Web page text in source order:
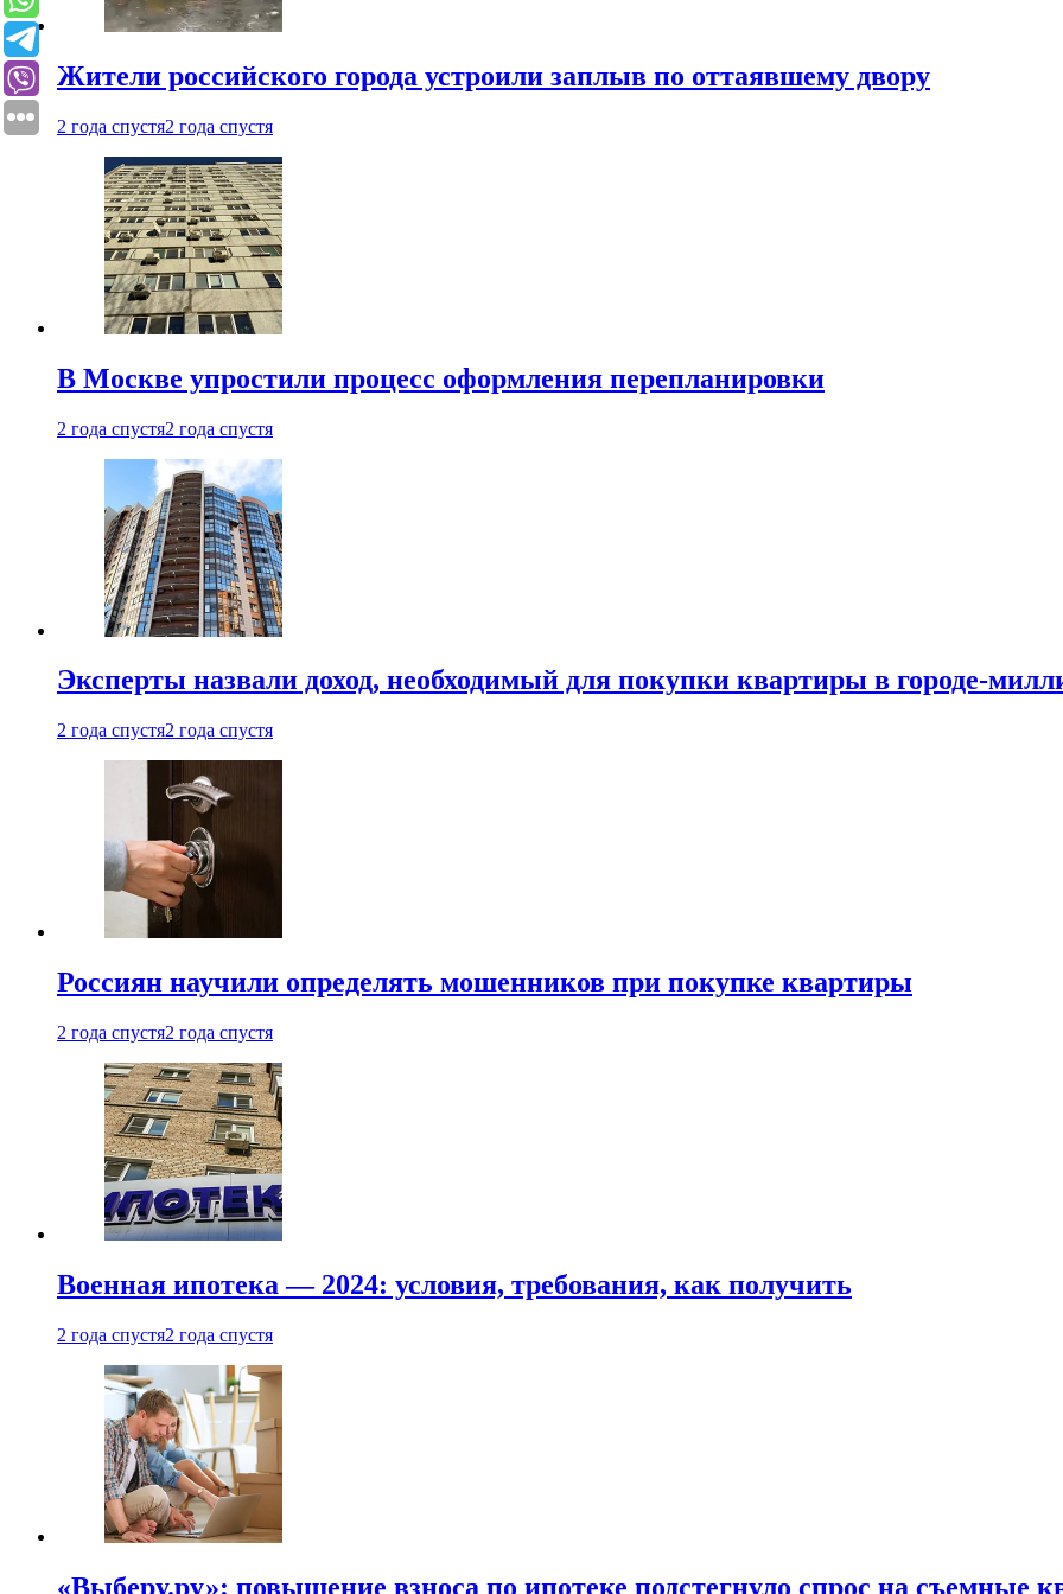
Жители российского города устроили заплыв по оттаявшему двору
2 года спустя2 года спустя
В Москве упростили процесс оформления перепланировки
2 года спустя2 года спустя
Эксперты назвали доход, необходимый для покупки квартиры в городе-
2 года спустя2 года спустя
Россиян научили определять мошенников при покупке квартиры
2 года спустя2 года спустя
Военная ипотека — 2024: условия, требования, как получить
2 года спустя2 года спустя
«Выберу.ру»: повышение взноса по ипотеке подстегнуло спрос на съемные